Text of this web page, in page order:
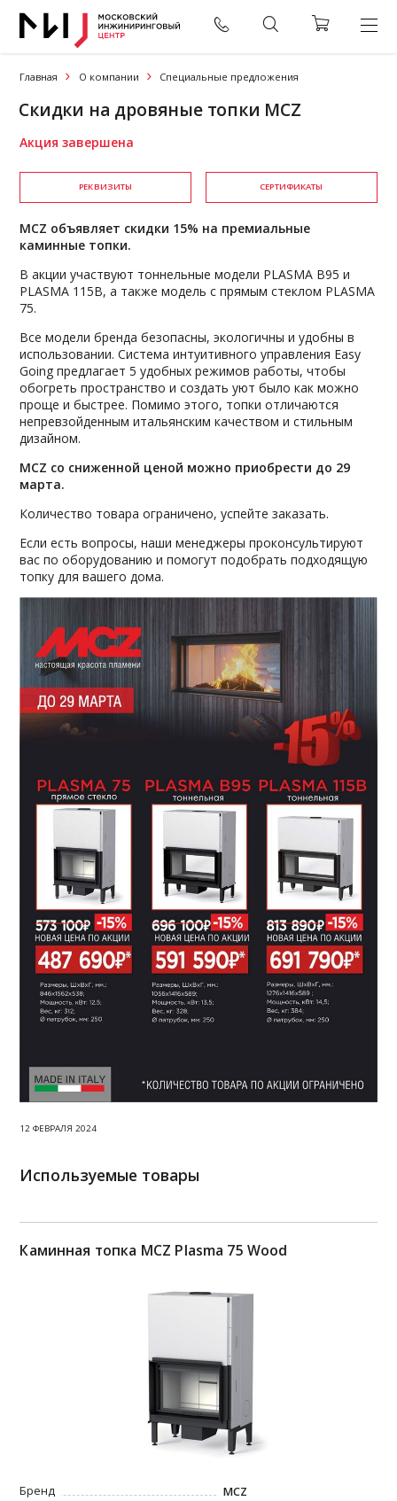
Главная О компании Специальные предложения
Скидки на дровяные топки MCZ
Акция завершена
РЕКВИЗИТЫ СЕРТИФИКАТЫ
MCZ объявляет скидки 15% на премиальные
каминные топки.
В акции участвуют тоннельные модели PLASMA В95 и
PLASMA 115В, а также модель с прямым стеклом PLASMA
75.
Все модели бренда безопасны, экологичны и удобны в
использовании. Система интуитивного управления Easy
Going предлагает 5 удобных режимов работы, чтобы
обогреть пространство и создать уют было как можно
проще и быстрее. Помимо этого, топки отличаются
непревзойденным итальянским качеством и стильным
дизайном.
MCZ со сниженной ценой можно приобрести до 29
марта.
Количество товара ограничено, успейте заказать.
Если есть вопросы, наши менеджеры проконсультируют
вас по оборудованию и помогут подобрать подходящую
топку для вашего дома.
12 ФЕВРАЛЯ 2024
Используемые товары
Каминная топка MCZ Plasma 75 Wood
Бренд
MCZ